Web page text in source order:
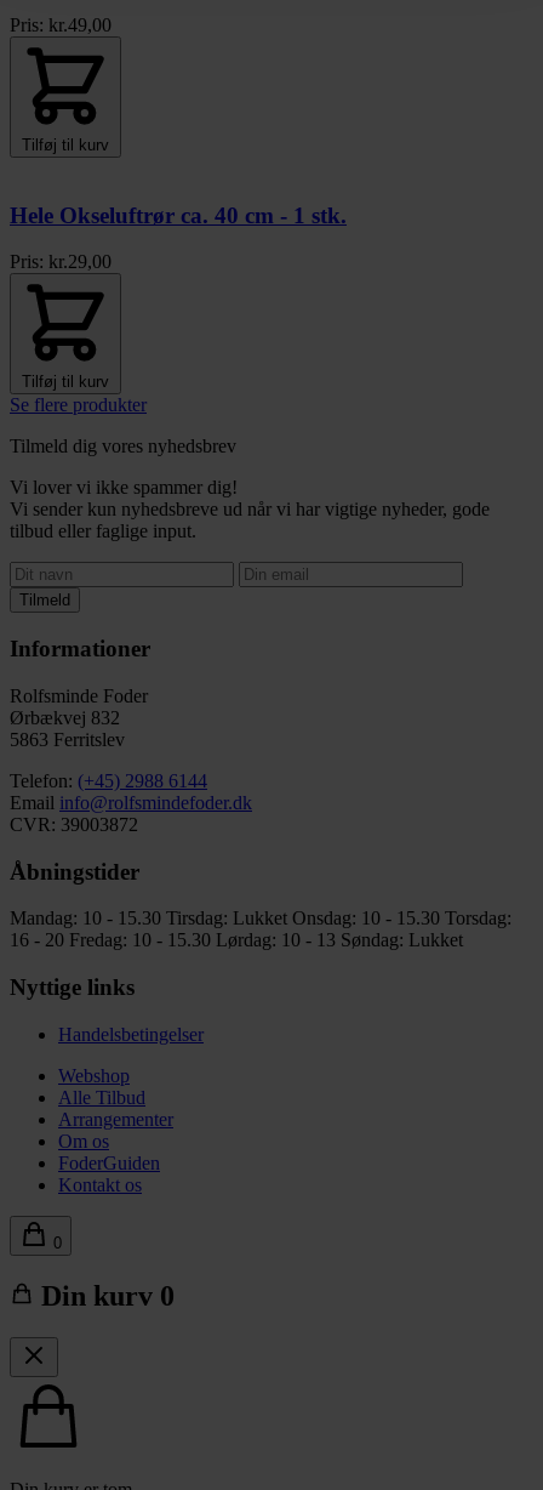
Pris: kr.49,00
Tilføj til kurv
Hele Okseluftrør ca. 40 cm - 1 stk.
Pris: kr.29,00
Tilføj til kurv
Se flere produkter
Tilmeld dig vores nyhedsbrev
Vi lover vi ikke spammer dig!
Vi sender kun nyhedsbreve ud når vi har vigtige nyheder, gode
tilbud eller faglige input.
Tilmeld
Informationer
Rolfsminde Foder
Ørbækvej 832
5863 Ferritslev
Telefon: (+45) 2988 6144
Email info@rolfsmindefoder.dk
CVR: 39003872
Åbningstider
Mandag: 10 - 15.30 Tirsdag: Lukket Onsdag: 10 - 15.30 Torsdag:
16 - 20 Fredag: 10 - 15.30 Lørdag: 10 - 13 Søndag: Lukket
Nyttige links
Handelsbetingelser
Webshop
Alle Tilbud
Arrangementer
Om os
FoderGuiden
Kontakt os
0
Din kurv 0